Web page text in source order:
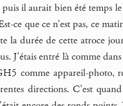
il aurait bien été temps
ce que ce n’est pas, ce
la durée de cette atroce
J’étais entré là comme
comme appareil-photo,
directions. C’est